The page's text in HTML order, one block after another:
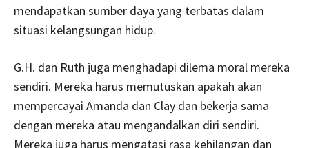
mendapatkan sumber daya yang terbatas dalam
situasi kelangsungan hidup.
G.H. dan Ruth juga menghadapi dilema moral mereka
sendiri. Mereka harus memutuskan apakah akan
mempercayai Amanda dan Clay dan bekerja sama
dengan mereka atau mengandalkan diri sendiri.
Mereka juga harus mengatasi rasa kehilangan dan